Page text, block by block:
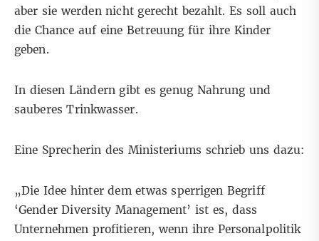
aber sie werden nicht gerecht bezahlt. Es soll auch
die Chance auf eine Betreuung für ihre Kinder
geben.
In diesen Ländern gibt es genug Nahrung und
sauberes Trinkwasser.
Eine Sprecherin des Ministeriums schrieb uns dazu:
„Die Idee hinter dem etwas sperrigen Begriff
‘Gender Diversity Management’ ist es, dass
Unternehmen profitieren, wenn ihre Personalpolitik